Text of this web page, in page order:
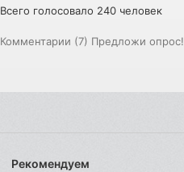
Всего голосовало 240 человек
Комментарии (7) Предложи опрос!
Рекомендуем